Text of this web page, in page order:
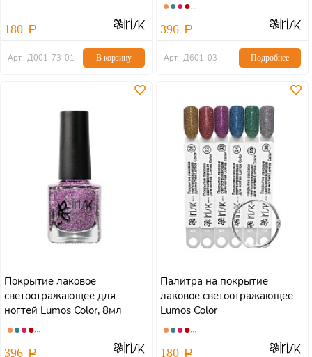
180
Арт.: Д001-73-01 В корзину
396
Арт.: Д601-03 Подробнее
Покрытие лаковое
светоотражающее для
ногтей Lumos Color, 8мл
Limited collection
396
Палитра на покрытие
лаковое светоотражающее
Lumos Color
180